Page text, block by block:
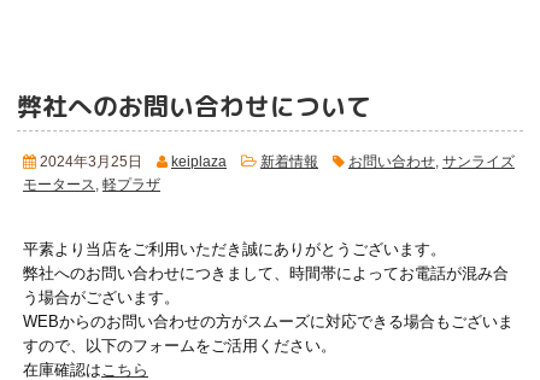
弊社へのお問い合わせについて
2024年3月25日 keiplaza 新着情報 お問い合わせ サンライズ
モータース
軽プラザ
平素より当店をご利用いただき誠にありがとうございます。
弊社へのお問い合わせにつきまして、時間帯によってお電話が混み合
う場合がございます。
WEBからのお問い合わせの方がスムーズに対応できる場合もございま
すので、以下のフォームをご活用ください。
在庫確認は こちら